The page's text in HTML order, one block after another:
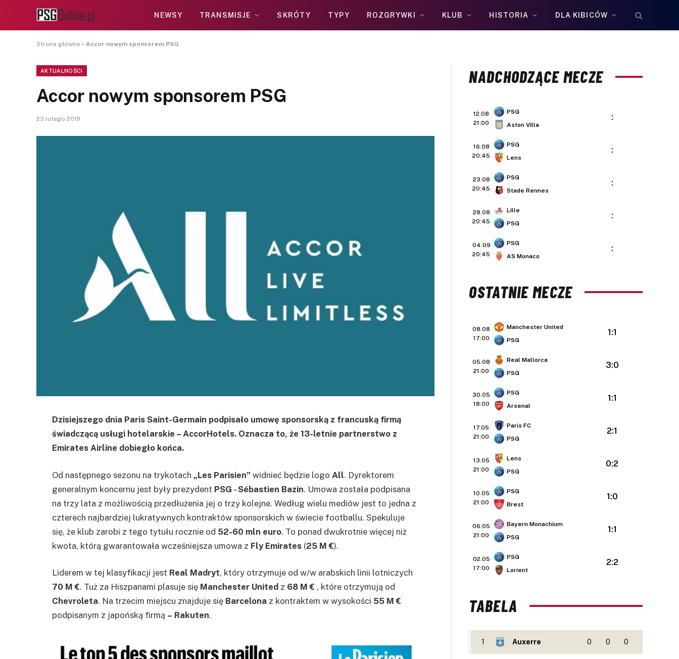
NEWSY TRANSMISJE SKRÓTY TYPY ROZGRYWKI KLUB HISTORIA DLA KIBICÓW
Strona główna » Accor nowym sponsorem PSG
AKTUALNOŚCI
Accor nowym sponsorem PSG
23 lutego 2019
Dzisiejszego dnia Paris Saint-Germain podpisało umowę sponsorską z francuską firmą
świadczącą usługi hotelarskie – AccorHotels. Oznacza to, że 13-letnie partnerstwo z
Emirates Airline dobiegło końca.
Od następnego sezonu na trykotach „Les Parisien” widnieć będzie logo All. Dyrektorem
generalnym koncernu jest były prezydent PSG –Sébastien Bazin. Umowa została podpisana
na trzy lata z możliwością przedłużenia jej o trzy kolejne. Według wielu mediów jest to jedna z
czterech najbardziej lukratywnych kontraktów sponsorskich w świecie footballu. Spekuluje
się, że klub zarobi z tego tytułu rocznie od 52-60 mln euro. To ponad dwukrotnie więcej niż
kwota, którą gwarantowała wcześniejsza umowa z Fly Emirates (25 M €).
Liderem w tej klasyfikacji jest Real Madryt, który otrzymuje od w/w arabskich linii lotniczych
70 M €. Tuż za Hiszpanami plasuje się Manchester United z 68 M € , które otrzymują od
Chevroleta. Na trzecim miejscu znajduje się Barcelona z kontraktem w wysokości 55 M €
podpisanym z japońską firmą – Rakuten.
NADCHODZĄCE MECZE
12.08
21:00
PSG
Aston Villa
:
16.08
20:45
PSG
Lens
:
23.08
20:45
PSG
Stade Rennes
:
28.08
20:45
Lille
PSG
:
04.09
20:45
PSG
AS Monaco
:
OSTATNIE MECZE
08.08
17:00
Manchester United
PSG
1:1
05.08
21:00
Real Mallorca
PSG
3:0
30.05
18:00
PSG
Arsenal
1:1
17.05
21:00
Paris FC
PSG
2:1
13.05
21:00
Lens
PSG
0:2
10.05
21:00
PSG
Brest
1:0
06.05
21:00
Bayern Monachium
PSG
1:1
02.05
17:00
PSG
Lorient
2:2
TABELA
1 Auxerre 0 0 0